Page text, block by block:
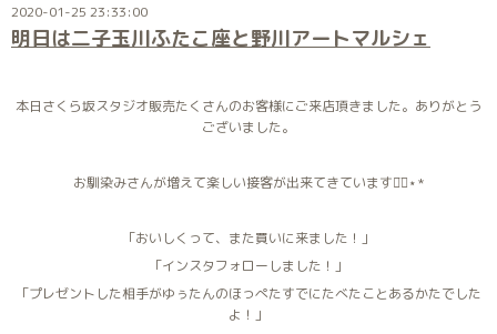
2020-01-25 23:33:00
明日は二子玉川ふたこ座と野川アートマルシェ
本日さくら坂スタジオ販売たくさんのお客様にご来店頂きました。ありがとう
ございました。
お馴染みさんが増えて楽しい接客が出来てきています◡̈⃝⋆*
「おいしくって、また買いに来ました！」
「インスタフォローしました！」
「プレゼントした相手がゆぅたんのほっぺたすでにたべたことあるかたでした
よ！」